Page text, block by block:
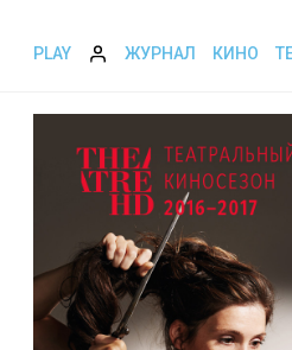
PLAY ЖУРНАЛ КИНО